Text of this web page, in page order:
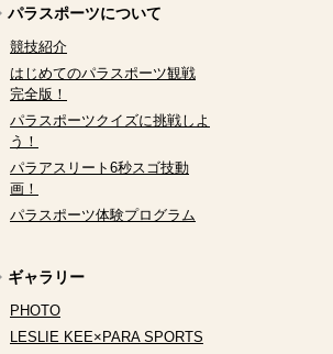
パラスポーツについて
競技紹介
はじめてのパラスポーツ観戦
完全版！
パラスポーツクイズに挑戦しよ
う！
パラアスリート6秒スゴ技動
画！
パラスポーツ体験プログラム
ギャラリー
PHOTO
LESLIE KEE×PARA SPORTS